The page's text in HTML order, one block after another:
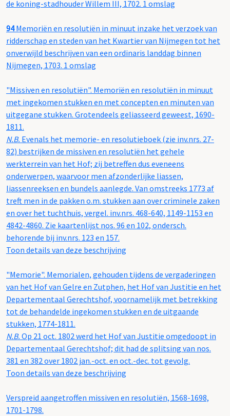
de koning-stadhouder Willem III, 1702. 1 omslag
94Memoriën en resolutiën in minuut inzake het verzoek van
ridderschap en steden van het Kwartier van Nijmegen tot het
onverwijld beschrijven van een ordinaris landdag binnen
Nijmegen, 1703. 1 omslag
"Missiven en resolutiën". Memoriën en resolutiën in minuut
met ingekomen stukken en met concepten en minuten van
uitgegane stukken. Grotendeels geliasseerd geweest, 1690-
1811.
N.B. Evenals het memorie- en resolutieboek (zie inv.nrs. 27-
82) bestrijken de missiven en resolutiën het gehele
werkterrein van het Hof; zij betreffen dus eveneens
onderwerpen, waarvoor men afzonderlijke liassen,
liassenreeksen en bundels aanlegde. Van omstreeks 1773 af
treft men in de pakken o.m. stukken aan over criminele zaken
en over het tuchthuis, vergel. inv.nrs. 468-640, 1149-1153 en
4842-4860. Zie kaartenlijst nos. 96 en 102, ondersch.
behorende bij inv.nrs. 123 en 157.
Toon details van deze beschrijving
"Memorie". Memorialen, gehouden tijdens de vergaderingen
van het Hof van Gelre en Zutphen, het Hof van Justitie en het
Departementaal Gerechtshof, voornamelijk met betrekking
tot de behandelde ingekomen stukken en de uitgaande
stukken, 1774-1811.
N.B. Op 21 oct. 1802 werd het Hof van Justitie omgedoopt in
Departementaal Gerechtshof; dit had de splitsing van nos.
381 en 382 over 1802 jan.-oct. en oct.-dec. tot gevolg.
Toon details van deze beschrijving
Verspreid aangetroffen missiven en resolutiën, 1568-1698,
1701-1798.